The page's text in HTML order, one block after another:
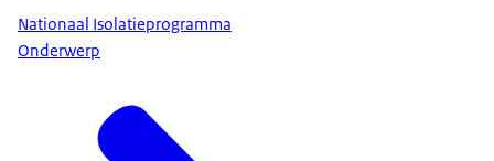
Nationaal Isolatieprogramma
Onderwerp